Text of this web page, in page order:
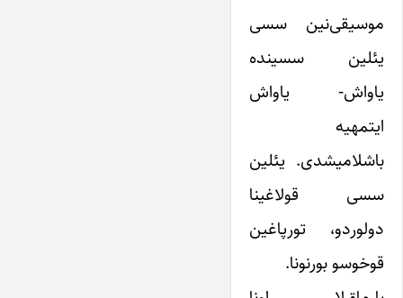
موسیقی‌نین سسی
یئلین سسینده
یاواش- یاواش
ایتمهیه
باشلامیشدی. یئلین
سسی قولاغینا
دولوردو، تورپاغین
قوخوسو بورنونا.